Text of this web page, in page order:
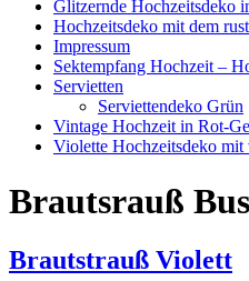
Glitzernde Hochzeitsdeko
Hochzeitsdeko mit dem
Impressum
Sektempfang Hochzeit –
Servietten
Serviettendeko Grün
Vintage Hochzeit in Rot-
Violette Hochzeitsdeko
Brautsrauß
Brautstrauß Violett